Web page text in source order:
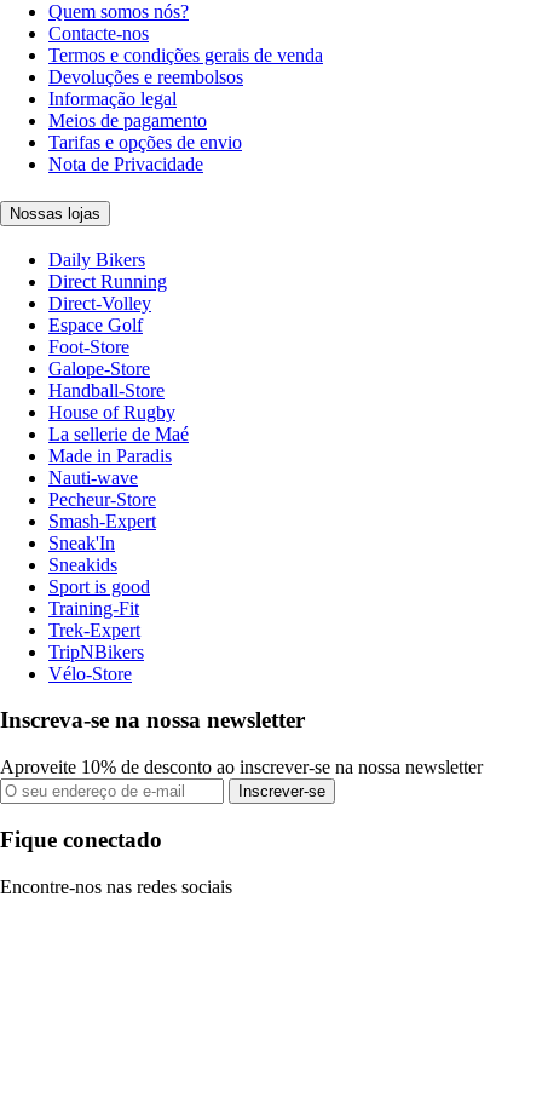
Quem somos nós?
Contacte-nos
Termos e condições gerais de venda
Devoluções e reembolsos
Informação legal
Meios de pagamento
Tarifas e opções de envio
Nota de Privacidade
Nossas lojas
Daily Bikers
Direct Running
Direct-Volley
Espace Golf
Foot-Store
Galope-Store
Handball-Store
House of Rugby
La sellerie de Maé
Made in Paradis
Nauti-wave
Pecheur-Store
Smash-Expert
Sneak'In
Sneakids
Sport is good
Training-Fit
Trek-Expert
TripNBikers
Vélo-Store
Inscreva-se na nossa newsletter
Aproveite 10% de desconto ao inscrever-se na nossa newsletter
Inscrever-se
Fique conectado
Encontre-nos nas redes sociais